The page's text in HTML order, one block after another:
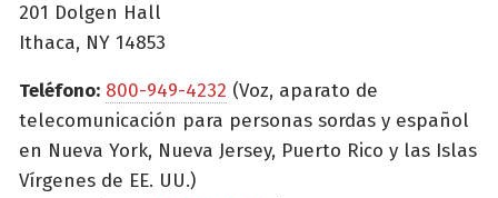
201 Dolgen Hall
Ithaca, NY 14853
Teléfono: 800-949-4232 (Voz, aparato de
telecomunicación para personas sordas y español
en Nueva York, Nueva Jersey, Puerto Rico y las Islas
Vírgenes de EE. UU.)